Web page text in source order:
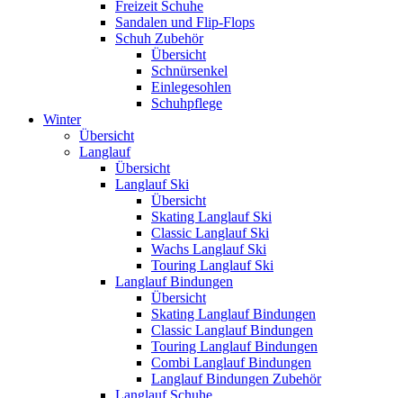
Freizeit Schuhe
Sandalen und Flip-Flops
Schuh Zubehör
Übersicht
Schnürsenkel
Einlegesohlen
Schuhpflege
Winter
Übersicht
Langlauf
Übersicht
Langlauf Ski
Übersicht
Skating Langlauf Ski
Classic Langlauf Ski
Wachs Langlauf Ski
Touring Langlauf Ski
Langlauf Bindungen
Übersicht
Skating Langlauf Bindungen
Classic Langlauf Bindungen
Touring Langlauf Bindungen
Combi Langlauf Bindungen
Langlauf Bindungen Zubehör
Langlauf Schuhe